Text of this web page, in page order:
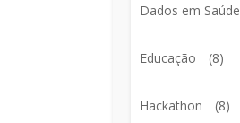
Dados em Saúde
Educação (8)
Hackathon (8)